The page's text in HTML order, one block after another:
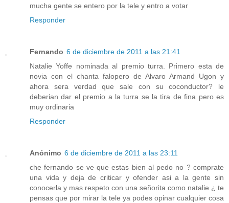
mucha gente se entero por la tele y entro a votar
Responder
Fernando 6 de diciembre de 2011 a las 21:41
Natalie Yoffe nominada al premio turra. Primero esta de
novia con el chanta falopero de Alvaro Armand Ugon y
ahora sera verdad que sale con su coconductor? le
deberian dar el premio a la turra se la tira de fina pero es
muy ordinaria
Responder
Anónimo 6 de diciembre de 2011 a las 23:11
che fernando se ve que estas bien al pedo no ? comprate
una vida y deja de criticar y ofender asi a la gente sin
conocerla y mas respeto con una señorita como natalie ¿ te
pensas que por mirar la tele ya podes opinar cualquier cosa